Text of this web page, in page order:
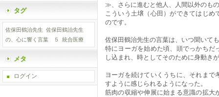
≫、さらに進むと他人、人間以外のも
こういう土壌（心田）ができてはじ
のです。
佐保田鶴治先生の言葉は、いつ聞いて
特にヨーガを始めた頃、頭でっかちだ
し込まれ、時としてそのために身動き
ヨーガを続けていくうちに、それま
すように感じられるようになった。
筋肉の収縮や伸展に始まる意識の拡大
タグ
佐保田鶴治先生 佐保田鶴治先生
の、心に響く言葉 ５
統合医療
メタ
ログイン